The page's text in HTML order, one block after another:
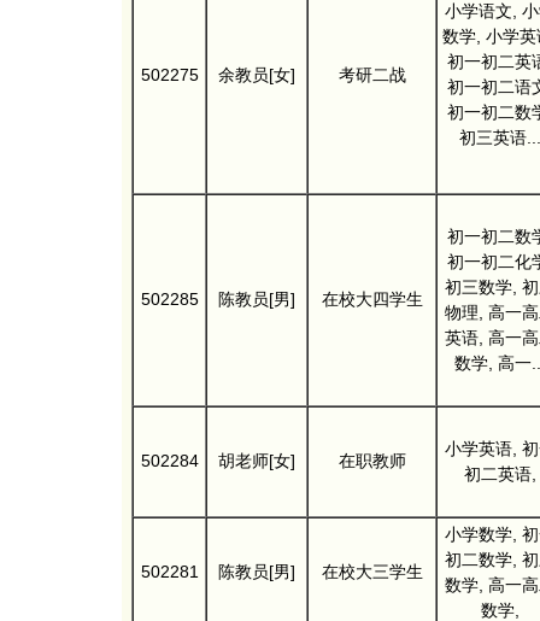
502275 余教员[女] 考研二战
小学语文,
数学, 小学英
初一初二英
初一初二语
初一初二数
初三英语...
502285 陈教员[男] 在校大四学生
初一初二数
初一初二化
初三数学,
物理, 高一
英语, 高一
数学, 高一
502284 胡老师[女] 在职教师
小学英语,
初二英语,
502281 陈教员[男] 在校大三学生
小学数学,
初二数学,
数学, 高一
数学,